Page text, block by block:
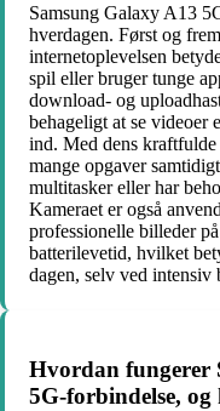
Samsung Galaxy A13
hverdagen. Først og
internetoplevelsen
spil eller bruger tunge
download- og
behageligt at se videoer
ind. Med dens kraftfulde
mange opgaver
multitasker eller har
Kameraet er også
professionelle billeder
batterilevetid, hvilket
dagen, selv ved intensiv
Hvordan fungerer
5G-forbindelse,